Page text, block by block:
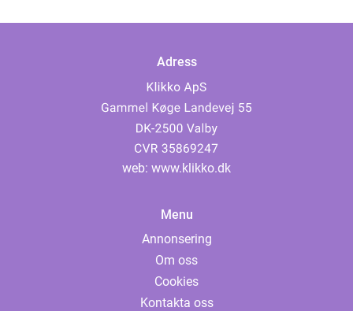
Adress
web: www.klikko.dk
Menu
Annonsering
Om oss
Cookies
Kontakta oss